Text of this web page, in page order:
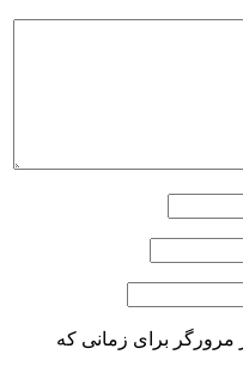
مرورگر برای زمانی که